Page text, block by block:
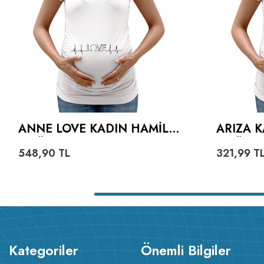
ANNE LOVE KADIN HAMILE
548,90 TL
ARIZA
321,99
Kategoriler Önemli Bilgiler